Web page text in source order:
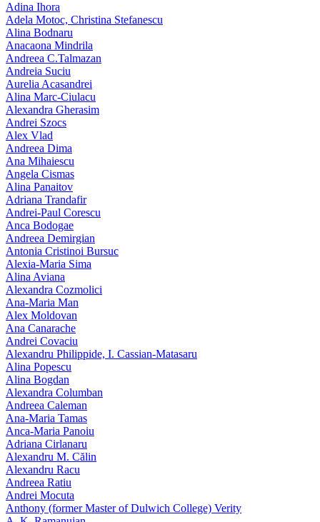
Adina Ihora
Adela Motoc, Christina Stefanescu
Alina Bodnaru
Anacaona Mindrila
Andreea C.Talmazan
Andreia Suciu
Aurelia Acasandrei
Alina Marc-Ciulacu
Alexandra Gherasim
Andrei Szocs
Alex Vlad
Andreea Dima
Ana Mihaiescu
Angela Cismas
Alina Panaitov
Adriana Trandafir
Andrei-Paul Corescu
Anca Bodogae
Andreea Demirgian
Antonia Cristinoi Bursuc
Alexia-Maria Sima
Alina Aviana
Alexandra Cozmolici
Ana-Maria Man
Alex Moldovan
Ana Canarache
Andrei Covaciu
Alexandru Philippide, I. Cassian‑Matasaru
Alina Popescu
Alina Bogdan
Alexandra Columban
Andreea Caleman
Ana-Maria Tamas
Anca-Maria Panoiu
Adriana Cirlanaru
Alexandru M. Călin
Alexandru Racu
Andreea Ratiu
Andrei Mocuta
Anthony (former Master of Dulwich College) Verity